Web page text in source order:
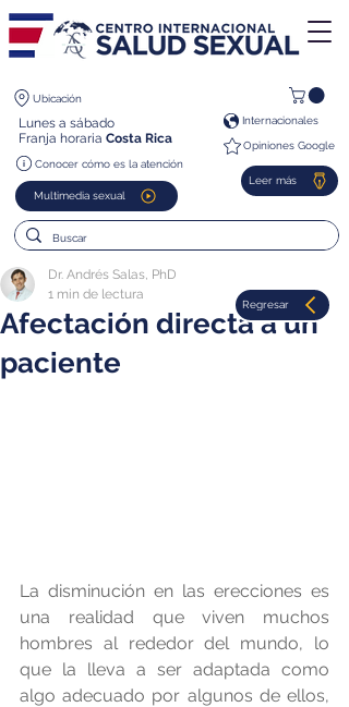
Ubicación
Lunes a sábado
Franja horaria Costa Rica
Conocer cómo es la atención
Multimedia sexual
Internacionales
Opiniones Google
Leer más
Afectación directa a un
paciente
Dr. Andrés Salas, PhD
1 min de lectura
La disminución en las erecciones es
una realidad que viven muchos
hombres al rededor del mundo, lo
que la lleva a ser adaptada como
algo adecuado por algunos de ellos,
Regresar